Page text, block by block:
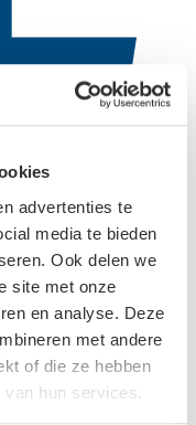
advertenties te
media te bieden
Ook delen we
site met onze
en analyse. Deze
met andere
of die ze hebben
hun services.